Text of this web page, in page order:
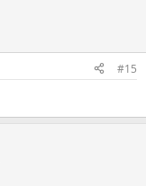
#15